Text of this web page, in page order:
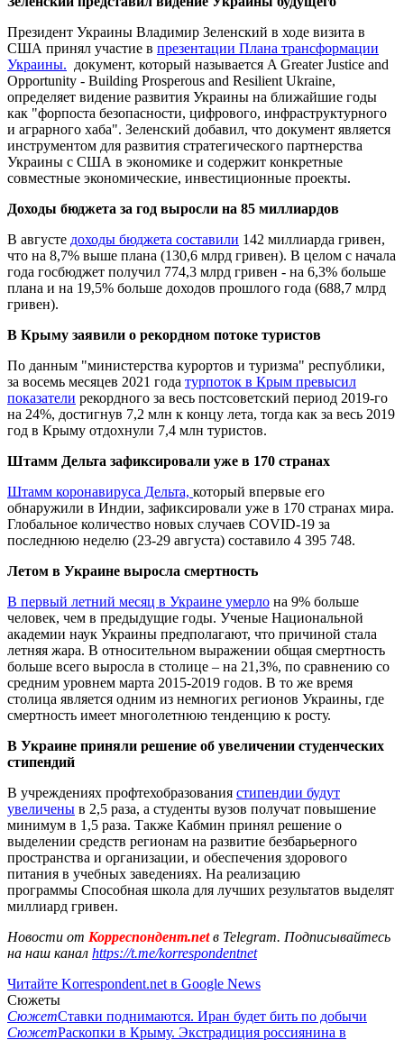
Президент Украины Владимир Зеленский в ходе визита в
США принял участие в презентации Плана трансформации
Украины. документ, который называется A Greater Justice and
Opportunity - Building Prosperous and Resilient Ukraine,
определяет видение развития Украины на ближайшие годы
как "форпоста безопасности, цифрового, инфраструктурного
и аграрного хаба". Зеленский добавил, что документ является
инструментом для развития стратегического партнерства
Украины с США в экономике и содержит конкретные
совместные экономические, инвестиционные проекты.
Доходы бюджета за год выросли на 85 миллиардов
В августе доходы бюджета составили 142 миллиарда гривен,
что на 8,7% выше плана (130,6 млрд гривен). В целом с начала
года госбюджет получил 774,3 млрд гривен - на 6,3% больше
плана и на 19,5% больше доходов прошлого года (688,7 млрд
гривен).
В Крыму заявили о рекордном потоке туристов
По данным "министерства курортов и туризма" республики,
за восемь месяцев 2021 года турпоток в Крым превысил
показатели рекордного за весь постсоветский период 2019-го
на 24%, достигнув 7,2 млн к концу лета, тогда как за весь 2019
год в Крыму отдохнули 7,4 млн туристов.
Штамм Дельта зафиксировали уже в 170 странах
Штамм коронавируса Дельта, который впервые его
обнаружили в Индии, зафиксировали уже в 170 странах мира.
Глобальное количество новых случаев COVID-19 за
последнюю неделю (23-29 августа) составило 4 395 748.
Летом в Украине выросла смертность
В первый летний месяц в Украине умерло на 9% больше
человек, чем в предыдущие годы. Ученые Национальной
академии наук Украины предполагают, что причиной стала
летняя жара. В относительном выражении общая смертность
больше всего выросла в столице – на 21,3%, по сравнению со
средним уровнем марта 2015-2019 годов. В то же время
столица является одним из немногих регионов Украины, где
смертность имеет многолетнюю тенденцию к росту.
В Украине приняли решение об увеличении студенческих
стипендий
В учреждениях профтехобразования стипендии будут
увеличены в 2,5 раза, а студенты вузов получат повышение
минимум в 1,5 раза. Также Кабмин принял решение о
выделении средств регионам на развитие безбарьерного
пространства и организации, и обеспечения здорового
питания в учебных заведениях. На реализацию
программы Способная школа для лучших результатов выделят
миллиард гривен.
Новости от Корреспондент.netв Telegram. Подписывайтесь
на наш канал https://t.me/korrespondentnet
Читайте Korrespondent.net в Google News
Сюжеты
СюжетСтавки поднимаются. Иран будет бить по добычи
СюжетРаскопки в Крыму. Экстрадиция россиянина в